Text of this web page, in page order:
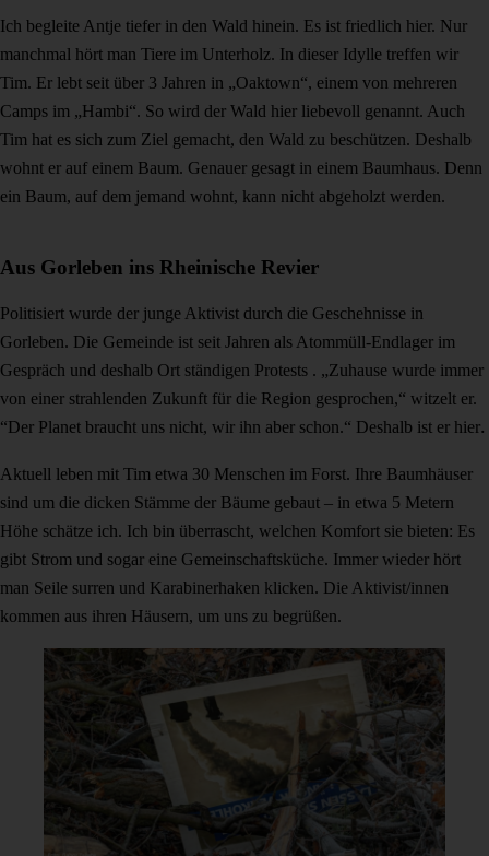
Ich begleite Antje tiefer in den Wald hinein. Es ist friedlich hier. Nur
manchmal hört man Tiere im Unterholz. In dieser Idylle treffen wir
Tim. Er lebt seit über 3 Jahren in „Oaktown“, einem von mehreren
Camps im „Hambi“. So wird der Wald hier liebevoll genannt. Auch
Tim hat es sich zum Ziel gemacht, den Wald zu beschützen. Deshalb
wohnt er auf einem Baum. Genauer gesagt in einem Baumhaus. Denn
ein Baum, auf dem jemand wohnt, kann nicht abgeholzt werden.
Aus Gorleben ins Rheinische Revier
Politisiert wurde der junge Aktivist durch die Geschehnisse in
Gorleben. Die Gemeinde ist seit Jahren als Atommüll-Endlager im
Gespräch und deshalb Ort ständigen Protests . „Zuhause wurde immer
von einer strahlenden Zukunft für die Region gesprochen,“ witzelt er.
“Der Planet braucht uns nicht, wir ihn aber schon.“ Deshalb ist er hier.
Aktuell leben mit Tim etwa 30 Menschen im Forst. Ihre Baumhäuser
sind um die dicken Stämme der Bäume gebaut – in etwa 5 Metern
Höhe schätze ich. Ich bin überrascht, welchen Komfort sie bieten: Es
gibt Strom und sogar eine Gemeinschaftsküche. Immer wieder hört
man Seile surren und Karabinerhaken klicken. Die Aktivist/innen
kommen aus ihren Häusern, um uns zu begrüßen.